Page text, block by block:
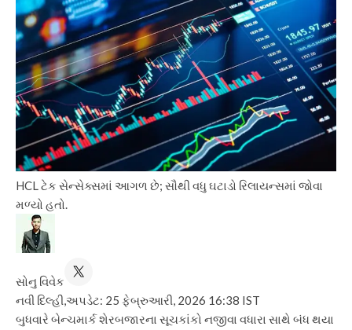
HCL ટેક સેન્સેક્સમાં આગળ છે; સૌથી વધુ ઘટાડો રિલાયન્સમાં જોવા
મળ્યો હતો.
સોનુ વિવેક
નવી દિલ્હી,અપડેટ: 25 ફેબ્રુઆરી, 2026 16:38 IST
બુધવારે બેન્ચમાર્ક શેરબજારના સૂચકાંકો નજીવા વધારા સાથે બંધ થયા